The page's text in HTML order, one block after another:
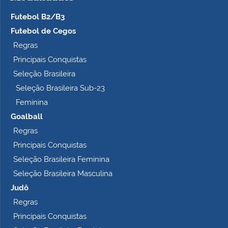
o
m
e
t
Futebol B2/B3
Futebol de Cegos
Regras
Principais Conquistas
Seleção Brasileira
Seleção Brasileira Sub-23
Feminina
Goalball
Regras
Principais Conquistas
Seleção Brasileira Feminina
Seleção Brasileira Masculina
Judô
Regras
Principais Conquistas